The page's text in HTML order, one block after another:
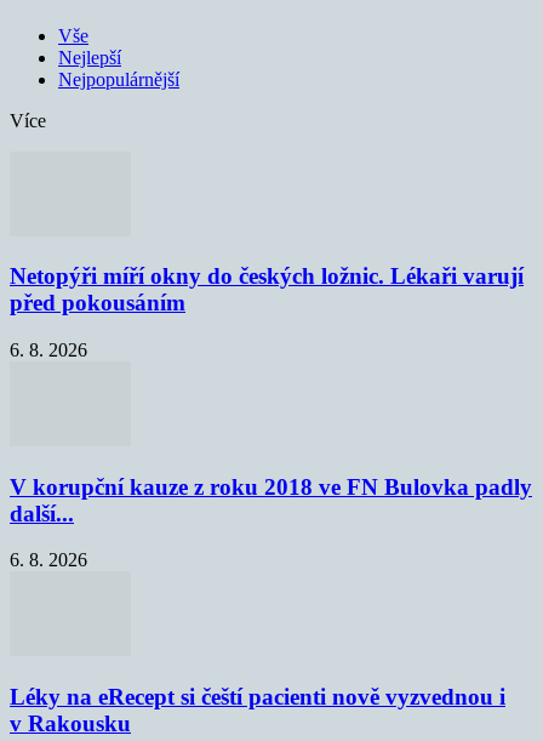
Vše
Nejlepší
Nejpopulárnější
Více
Netopýři míří okny do českých ložnic. Lékaři varují
před pokousáním
6. 8. 2026
V korupční kauze z roku 2018 ve FN Bulovka padly
další...
6. 8. 2026
Léky na eRecept si čeští pacienti nově vyzvednou i
v Rakousku